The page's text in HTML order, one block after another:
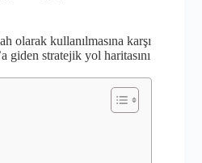
olarak kullanılmasına karşı
giden stratejik yol haritasını